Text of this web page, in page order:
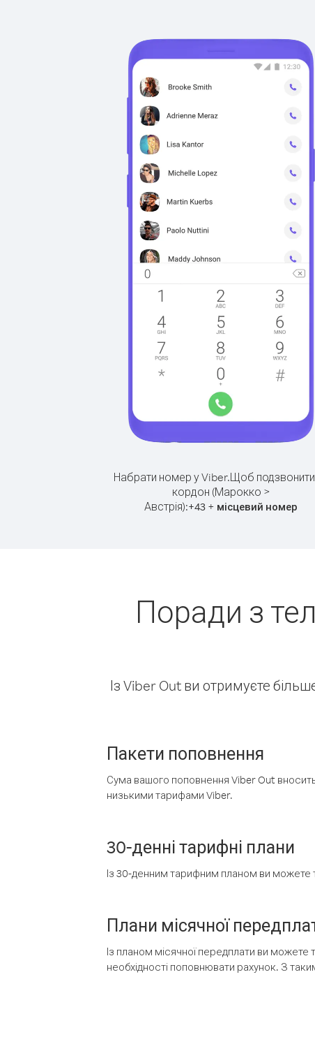
Набрати номер у Viber.Щоб
кордон (Марокко >
Австрія):+43 + місцевий номер
Поради з
Із Viber Out ви отримуєте
Пакети поповнення
Сума вашого поповнення Viber Out
низькими тарифами Viber.
30-денні тарифні плани
Із 30-денним тарифним планом ви можете
Плани місячної
Із планом місячної передплати ви
необхідності поповнювати рахунок. З